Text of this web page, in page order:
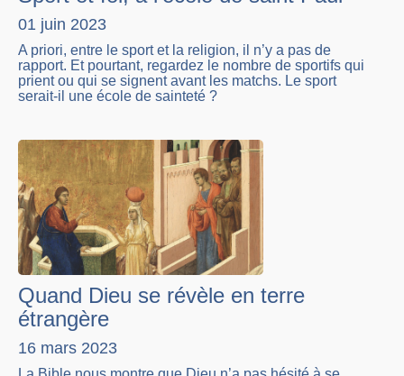
01 juin 2023
A priori, entre le sport et la religion, il n’y a pas de
rapport. Et pourtant, regardez le nombre de sportifs qui
prient ou qui se signent avant les matchs. Le sport
serait-il une école de sainteté ?
Quand Dieu se révèle en terre
étrangère
16 mars 2023